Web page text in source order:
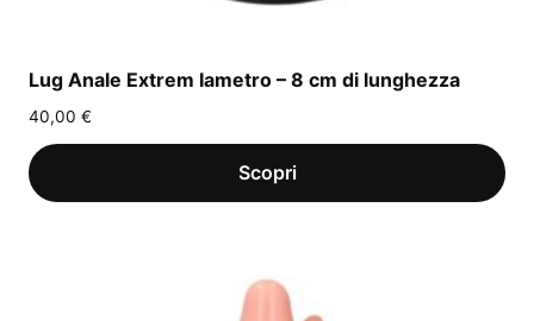
Lug Anale Extrem Iametro – 8 cm di lunghezza
40,00 €